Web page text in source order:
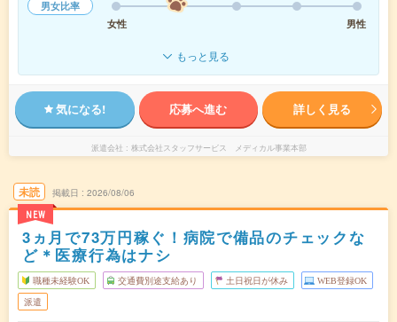
男女比率
女性
男性
もっと見る
気になる! 応募へ進む 詳しく見る
派遣会社 株式会社スタッフサービス メディカル事業本部
未読
NEW
掲載日 2026/08/06
3ヵ月で73万円稼ぐ！病院で備品のチェックな
ど＊医療行為はナシ
職種未経験OK 交通費別途支給あり 土日祝日が休み WEB登録OK
派遣